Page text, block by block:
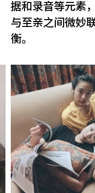
据和录音等元素
与至亲之间微妙
衡。